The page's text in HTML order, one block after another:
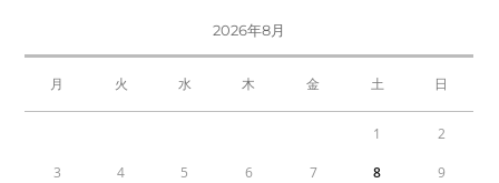
2026年8月
月 火 水 木 金 土 日
1 2
3 4 5 6 7 8 9